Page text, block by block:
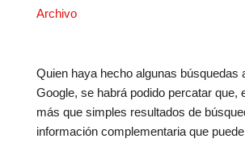
Archivo
Quien haya hecho algunas búsquedas
Google, se habrá podido percatar que,
más que simples resultados de
información complementaria que